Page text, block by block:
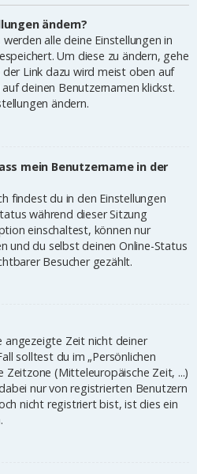
ändern?
alle deine Einstellungen in
Um diese zu ändern, gehe
der Link dazu wird meist oben auf
deinen Benutzernamen klickst.
ändern.
mein Benutzername in der
findest du in den Einstellungen
während dieser Sitzung
einschaltest, können nur
und du selbst deinen Online-Status
Besucher gezählt.
angezeigte Zeit nicht deiner
solltest du im „Persönlichen
Zeitzone (Mitteleuropäische Zeit, ...)
nur von registrierten Benutzern
nicht registriert bist, ist dies ein